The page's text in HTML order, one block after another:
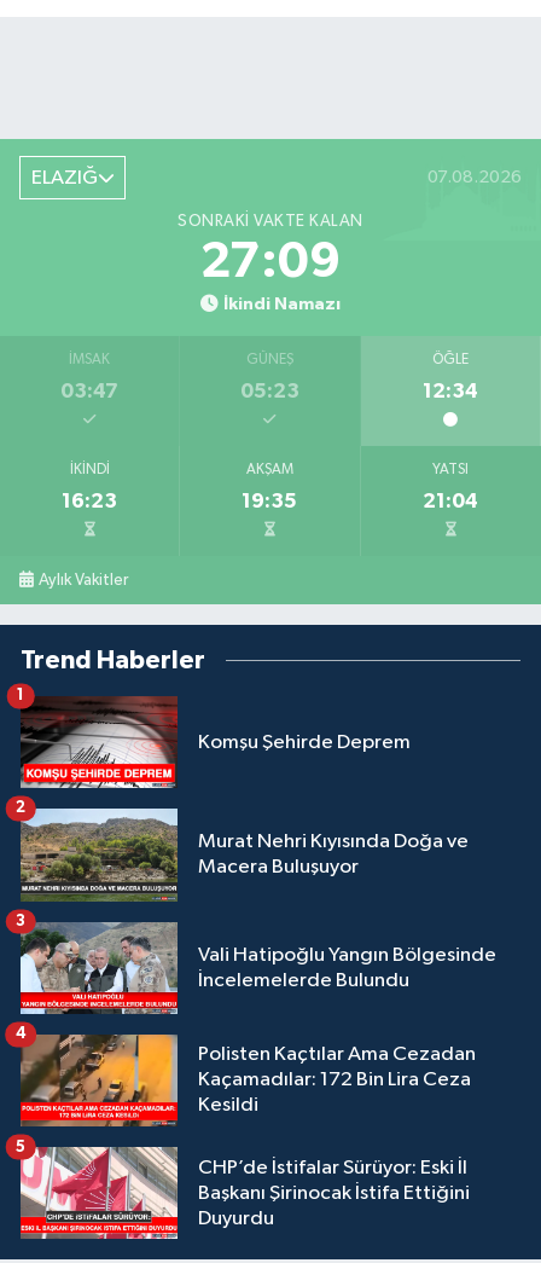
ELAZIĞ 07.08.2026
SONRAKI VAKTE KALAN
27:09
İkindi Namazı
İMSAK
03:47
GÜNEŞ
05:23
ÖĞLE
12:34
İKINDI
16:23
AKŞAM
19:35
YATSI
21:04
Aylık Vakitler
Trend Haberler
Komşu Şehirde Deprem
1
Murat Nehri Kıyısında Doğa ve
Macera Buluşuyor
2
Vali Hatipoğlu Yangın Bölgesinde
İncelemelerde Bulundu
3
Polisten Kaçtılar Ama Cezadan
Kaçamadılar: 172 Bin Lira Ceza
Kesildi
4
CHP’de İstifalar Sürüyor: Eski İl
Başkanı Şirinocak İstifa Ettiğini
Duyurdu
5